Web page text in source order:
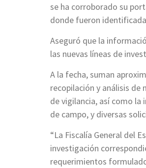
se ha corroborado su
donde fueron
Aseguró que la
las nuevas líneas de
A la fecha, suman
recopilación y análisis
de vigilancia, así como
de campo, y diversas
“La Fiscalía General del
investigación
requerimientos